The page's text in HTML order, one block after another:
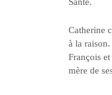
Catherine
à la raison.
François
mère de